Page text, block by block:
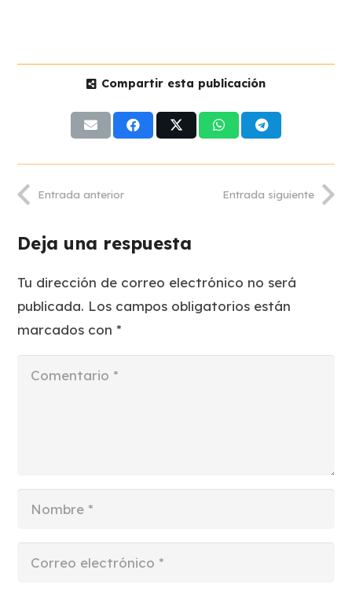
Compartir esta publicación
Entrada anterior Entrada siguiente
Deja una respuesta
Tu dirección de correo electrónico no será
publicada. Los campos obligatorios están
marcados con*